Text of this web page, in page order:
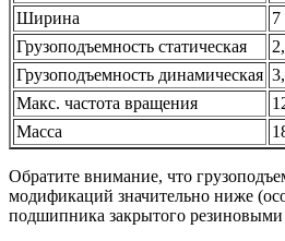
Ширина
Грузоподъемность статическая
Грузоподъемность динамическая
Макс. частота вращения
Масса
Обратите внимание, что
модификаций значительно ниже
подшипника закрытого резиновыми